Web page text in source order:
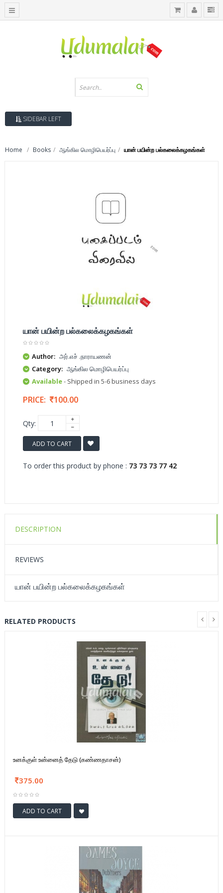
SIDEBAR LEFT
Home Books ஆங்கில மொழிபெயர்ப்பு யான் பயின்ற பல்கலைக்கழகங்கள்
யான் பயின்ற பல்கலைக்கழகங்கள்
Author: அர்.எச் .நாராயணன்
Category: ஆங்கில மொழிபெயர்ப்பு
Available- Shipped in 5-6 business days
PRICE: 100.00
Qty:
ADD TO CART
To order this product by phone : 73 73 73 77 42
DESCRIPTION
REVIEWS
யான் பயின்ற பல்கலைக்கழகங்கள்
RELATED PRODUCTS
உனக்குள் உன்னைத் தேடு (கண்ணதாசன்)
375.00
ADD TO CART